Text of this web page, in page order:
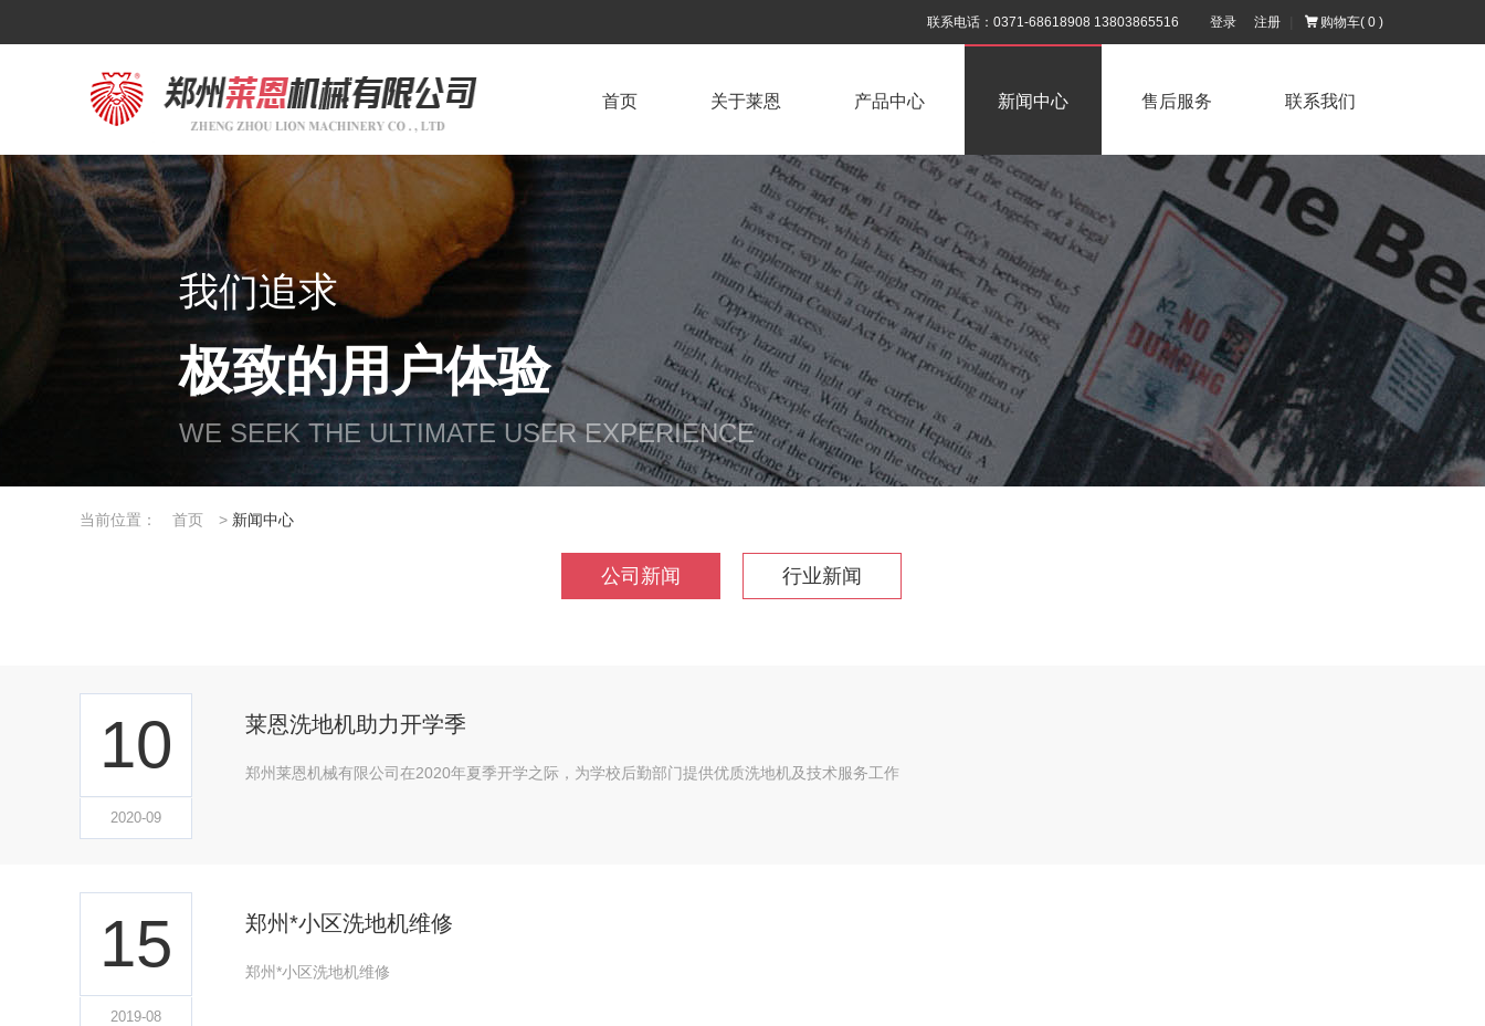
联系电话：0371-68618908 13803865516 登录 注册 购物车( 0 )
首页 关于莱恩 产品中心 新闻中心 售后服务 联系我们
我们追求
极致的用户体验
WE SEEK THE ULTIMATE USER EXPERIENCE
当前位置： 首页 > 新闻中心
公司新闻 行业新闻
10
2020-09
莱恩洗地机助力开学季
郑州莱恩机械有限公司在2020年夏季开学之际，为学校后勤部门提供优质洗地机及技术服务工作
15
2019-08
郑州*小区洗地机维修
郑州*小区洗地机维修